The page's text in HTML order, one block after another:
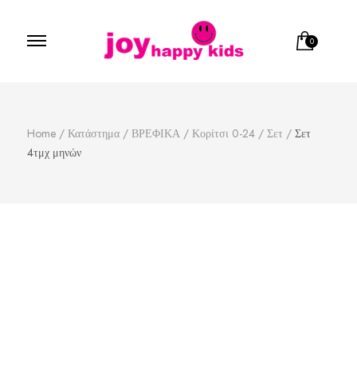
0
Home / Κατάστημα / ΒΡΕΦΙΚΑ / Κορίτσι 0-24 / Σετ / Σετ
4τμχ μηνών